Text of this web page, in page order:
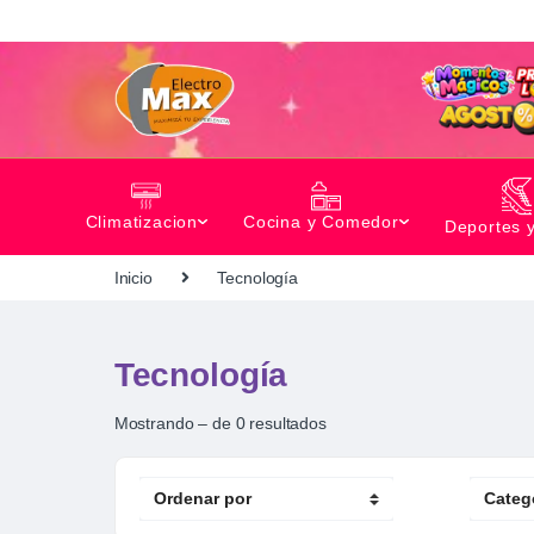
Climatizacion Cocina y Comedor Deportes
Inicio Tecnología
Tecnología
Mostrando – de 0 resultados